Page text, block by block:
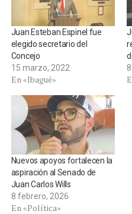
Juan Esteban Espinel fue
elegido secretario del
Concejo
15 marzo, 2022
En «Ibagué»
Nuevos apoyos fortalecen la
aspiración al Senado de
Juan Carlos Wills
8 febrero, 2026
En «Política»